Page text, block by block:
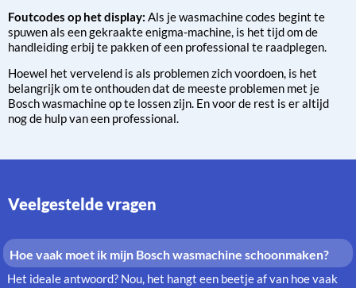
Foutcodes op het display: Als je wasmachine codes begint te
spuwen als een gekraakte enigma-machine, is het tijd om de
handleiding erbij te pakken of een professional te raadplegen.
Hoewel het vervelend is als problemen zich voordoen, is het
belangrijk om te onthouden dat de meeste problemen met je
Bosch wasmachine op te lossen zijn. En voor de rest is er altijd
nog de hulp van een professional.
Veelgestelde vragen
Hoe vaak moet ik mijn Bosch wasmachine schoonmaken?
Het ideale antwoord? Nou, het hangt een beetje af van hoe vaak